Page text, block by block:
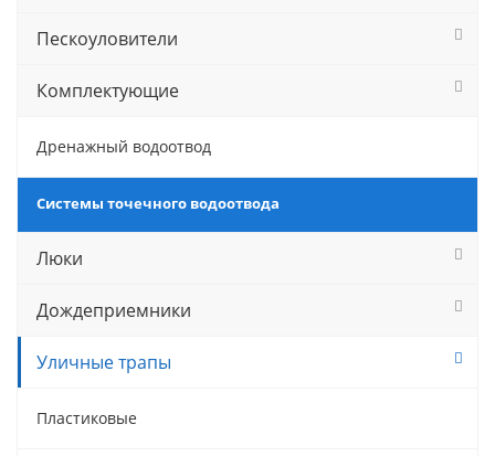
Пескоуловители
Комплектующие
Дренажный водоотвод
Системы точечного водоотвода
Люки
Дождеприемники
Уличные трапы
Пластиковые